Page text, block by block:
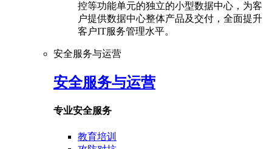
控等功能单元的独立的小型数据中心，为客
户提供数据中心整体产品及交付，全面提升
客户IT服务管理水平。
安全服务与运营
安全服务与运营
专业安全服务
教育培训